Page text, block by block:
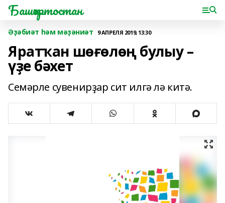
Башҡортостан
Әҙәбиәт һәм мәҙәниәт 9 АПРЕЛЯ 2019, 13:30
Яратҡан шөғөлөң булыу –
үҙе бәхет
Семәрле сувенирҙар сит илгә лә китә.